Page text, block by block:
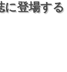
に登場す